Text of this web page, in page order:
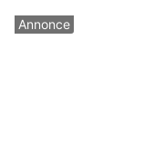
Annonce